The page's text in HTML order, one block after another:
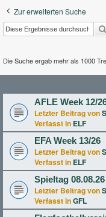
Zur erweiterten Suche
Die Suche ergab mehr als 1000
AFLE Week 12/
Letzter Beitrag von
Verfasst in ELF
EFA Week 13/26
Letzter Beitrag von
Verfasst in ELF
Spieltag 08.08.26
Letzter Beitrag von
Verfasst inGFL